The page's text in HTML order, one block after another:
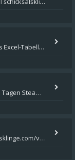
Und hier das Gesamtpaket plus Übersicht als Excel-Tabelle: https://forum.schicksalsklinge.com/viewtopic.php?f=239&t=156
Die zwölfe zum Gruß! Ich habe in den letzten Tagen Steam auf meinem Desktop PC mit Windows 11 installiert und über Steam
Probiere es mal hier: https://forum.schicksalsklinge.com/viewtopic.php?f=239&t=15661